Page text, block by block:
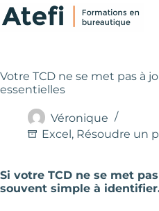
Passer
au
Votre TCD ne se met pas à
essentielles
Véronique
Excel, Résoudre un
Si votre TCD ne se met
souvent simple à